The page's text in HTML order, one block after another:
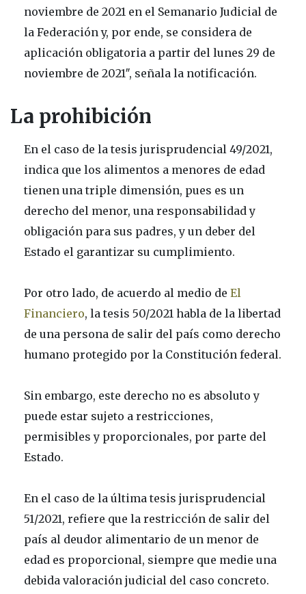
noviembre de 2021 en el Semanario Judicial de
la Federación y, por ende, se considera de
aplicación obligatoria a partir del lunes 29 de
noviembre de 2021″, señala la notificación.
La prohibición
En el caso de la tesis jurisprudencial 49/2021,
indica que los alimentos a menores de edad
tienen una triple dimensión, pues es un
derecho del menor, una responsabilidad y
obligación para sus padres, y un deber del
Estado el garantizar su cumplimiento.
Por otro lado, de acuerdo al medio de El
Financiero, la tesis 50/2021 habla de la libertad
de una persona de salir del país como derecho
humano protegido por la Constitución federal.
Sin embargo, este derecho no es absoluto y
puede estar sujeto a restricciones,
permisibles y proporcionales, por parte del
Estado.
En el caso de la última tesis jurisprudencial
51/2021, refiere que la restricción de salir del
país al deudor alimentario de un menor de
edad es proporcional, siempre que medie una
debida valoración judicial del caso concreto.